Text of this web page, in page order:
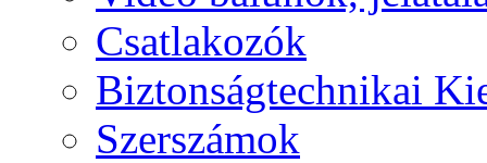
Csatlakozók
Biztonságtechnikai
Szerszámok